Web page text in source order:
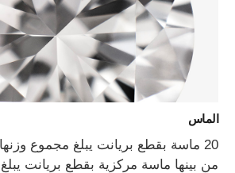
الماس
20 ماسة بقطع بريانت يبلغ مجموع وزنها 0.45 قيراط